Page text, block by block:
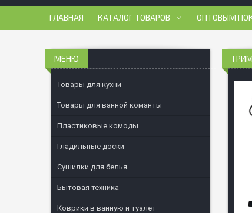
ГЛАВНАЯ КАТАЛОГ ТОВАРОВ ОПТОВЫМ
Товары для кухни
Товары для ванной команты
Пластиковые комоды
Гладильные доски
Сушилки для белья
Бытовая техника
Коврики в ванную и туалет